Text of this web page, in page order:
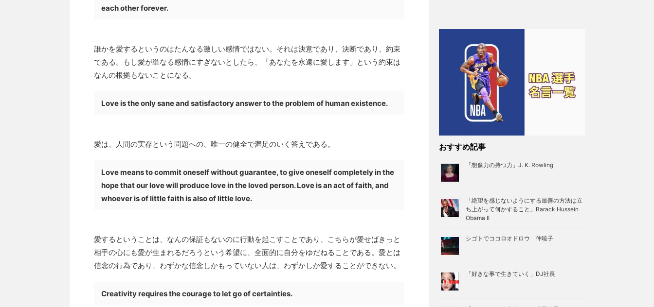
each other forever.
誰かを愛するというのはたんなる激しい感情ではない。それは決意であり、決断であり、約束
である。もし愛が単なる感情にすぎないとしたら、「あなたを永遠に愛します」という約束は
なんの根拠もないことになる。
Love is the only sane and satisfactory answer to the problem of human existence.
愛は、人間の実存という問題への、唯一の健全で満足のいく答えである。
Love means to commit oneself without guarantee, to give oneself completely in the
hope that our love will produce love in the loved person. Love is an act of faith, and
whoever is of little faith is also of little love.
愛するということは、なんの保証もないのに行動を起こすことであり、こちらが愛せばきっと
相手の心にも愛が生まれるだろうという希望に、全面的に自分をゆだねることである。愛とは
信念の行為であり、わずかな信念しかもっていない人は、わずかしか愛することができない。
Creativity requires the courage to let go of certainties.
おすすめ記事
「想像力の持つ力」J. K. Rowling
「絶望を感じないようにする最善の方法は立
ち上がって何かすること」Barack Hussein
Obama II
シゴトでココロオドロウ 仲暁子
「好きな事で生きていく」DJ社長